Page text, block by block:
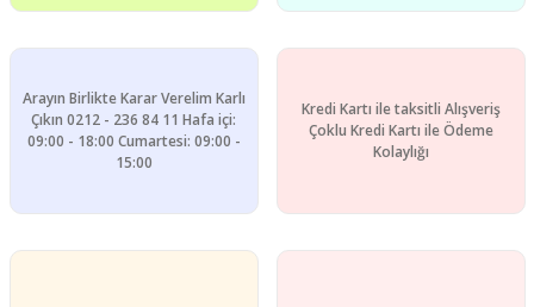
Arayın Birlikte Karar Verelim Karlı
Çıkın 0212 - 236 84 11 Hafa içi:
09:00 - 18:00 Cumartesi: 09:00 -
15:00
Kredi Kartı ile taksitli Alışveriş
Çoklu Kredi Kartı ile Ödeme
Kolaylığı